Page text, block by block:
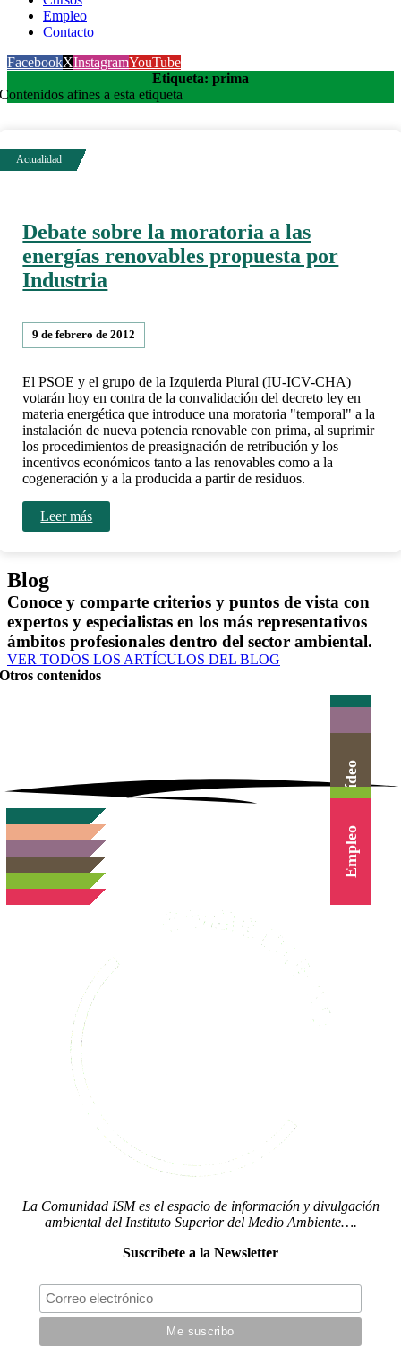
Empleo
Contacto
FacebookXInstagramYouTube
Etiqueta: prima
Contenidos afines a esta etiqueta
Debate sobre la moratoria a las
energías renovables propuesta por
Industria
9 de febrero de 2012
El PSOE y el grupo de la Izquierda Plural (IU-ICV-CHA)
votarán hoy en contra de la convalidación del decreto ley en
materia energética que introduce una moratoria "temporal" a la
instalación de nueva potencia renovable con prima, al suprimir
los procedimientos de preasignación de retribución y los
incentivos económicos tanto a las renovables como a la
cogeneración y a la producida a partir de residuos.
Leer más
Blog
Conoce y comparte criterios y puntos de vista con
expertos y especialistas en los más representativos
ámbitos profesionales dentro del sector ambiental.
VER TODOS LOS ARTÍCULOS DEL BLOG
Otros contenidos
Actualidad
Agenda
Herramientas
Canal Vídeo
Cursos
Empleo
La Comunidad ISM es el espacio de información y divulgación
ambiental del Instituto Superior del Medio Ambiente….
Suscríbete a la Newsletter